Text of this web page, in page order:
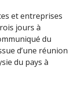
et entreprises
jours à
du
d’une réunion
du pays à